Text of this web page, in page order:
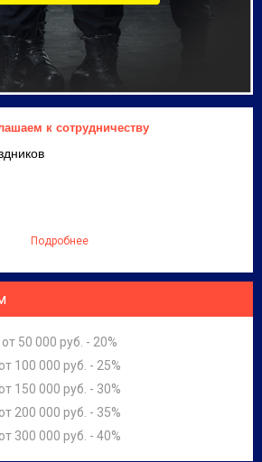
к сотрудничеству
Подробнее
от 50 000 руб. - 20%
от 100 000 руб. - 25%
от 150 000 руб. - 30%
от 200 000 руб. - 35%
от 300 000 руб. - 40%